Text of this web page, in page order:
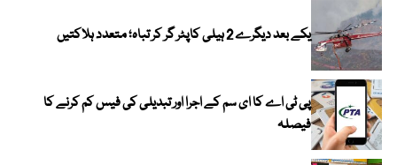
یکے بعد دیگرے 2 ہیلی کاپٹر گر کر تباہ؛ متعدد ہلاکتیں
پی ٹی اے کا ای سم کے اجرا اور تبدیلی کی فیس کم کرنے کا
فیصلہ